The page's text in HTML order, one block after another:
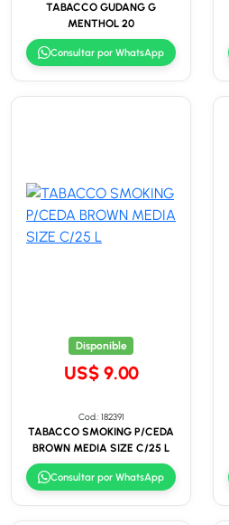
TABACCO GUDANG G
MENTHOL 20
Consultar por WhatsApp
Disponible
US$ 9.00
Cod.: 182391
TABACCO SMOKING P/CEDA
BROWN MEDIA SIZE C/25 L
Consultar por WhatsApp